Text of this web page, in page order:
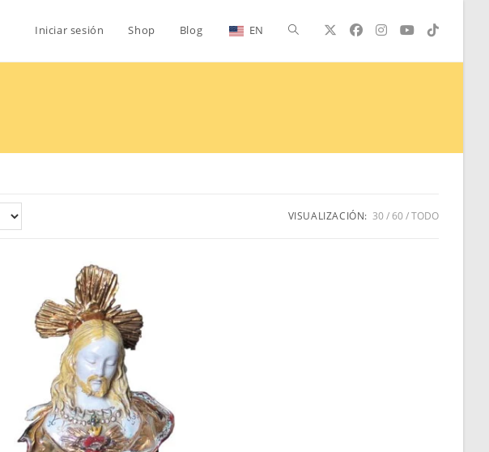
Iniciar sesión Shop Blog EN Alternar
de
la
VISUALIZACIÓN: 30 60 TODO